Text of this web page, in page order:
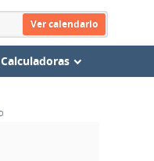
Ver calendario
Calculadoras